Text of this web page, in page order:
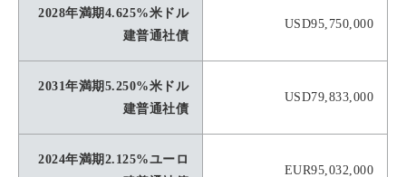
2028年満期4.625%米ドル
建普通社債
USD95,750,000
2031年満期5.250%米ドル
建普通社債
USD79,833,000
2024年満期2.125%ユーロ
EUR95,032,000